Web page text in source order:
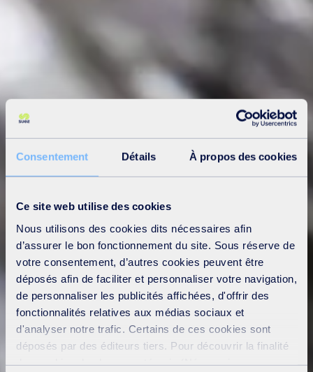
Consentement Détails À propos des cookies
Ce site web utilise des cookies
Nous utilisons des cookies dits nécessaires afin
d’assurer le bon fonctionnement du site. Sous réserve de
votre consentement, d’autres cookies peuvent être
déposés afin de faciliter et personnaliser votre navigation,
de personnaliser les publicités affichées, d'offrir des
fonctionnalités relatives aux médias sociaux et
d'analyser notre trafic. Certains de ces cookies sont
déposés par des éditeurs tiers. Pour découvrir la finalité